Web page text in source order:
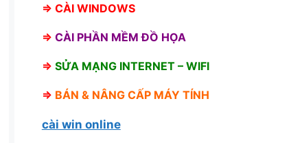
⇒ CÀI WINDOWS
⇒ CÀI PHẦN MỀM ĐỒ HỌA
⇒ SỬA MẠNG INTERNET – WIFI
⇒ BÁN & NÂNG CẤP MÁY TÍNH
cài win online